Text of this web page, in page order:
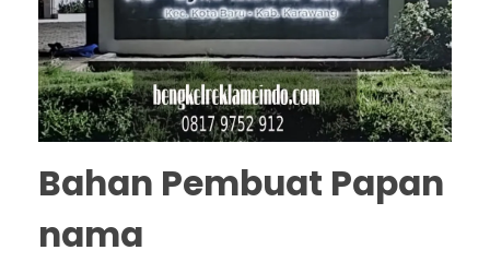
Bahan Pembuat Papan
nama